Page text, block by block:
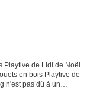
Playtive de Lidl de Noël
en bois Playtive de
n'est pas dû à un